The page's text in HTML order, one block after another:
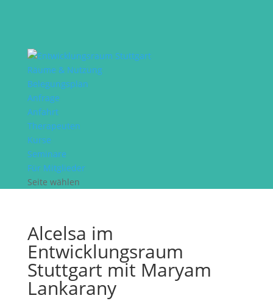
Räume & Nutzung
Belegungsplan
Anfrage
Anfahrt
Therapeuten
Kurse
Seminare
Für Mitglieder
Seite wählen
Alcelsa im
Entwicklungsraum
Stuttgart mit Maryam
Lankarany